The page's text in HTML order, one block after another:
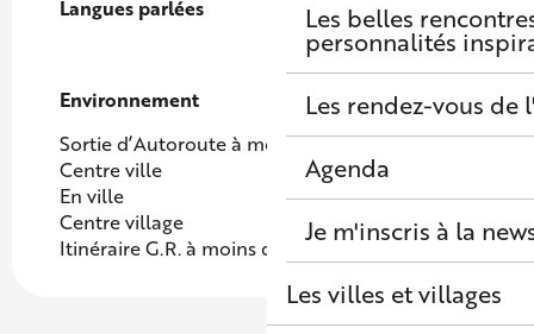
Les belles
personnalités
Les rendez-vous de
Agenda
Je m'inscris à la
Les villes et villages
Langues parlées
Langues parlées
Environnement
Environnement
Sortie d’Autoroute à moins de 5 km
Centre ville
En ville
Centre village
Itinéraire G.R. à moins d'1 km